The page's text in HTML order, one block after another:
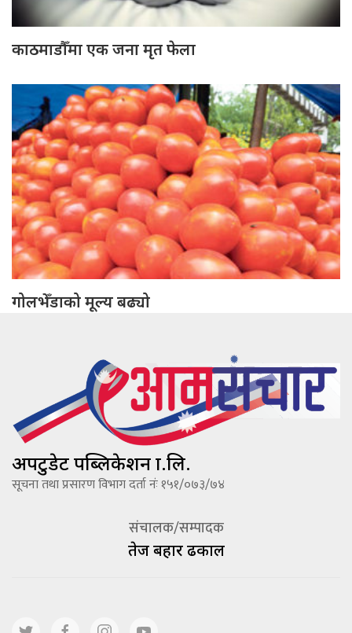
काठमाडौँमा एक जना मृत फेला
गोलभेँडाको मूल्य बढ्यो
अपटुडेट पब्लिकेशन प्रा.लि.
सूचना तथा प्रसारण विभाग दर्ता नंः १५१/०७३/७४
संचालक/सम्पादक
तेज बहादूर ढकाल